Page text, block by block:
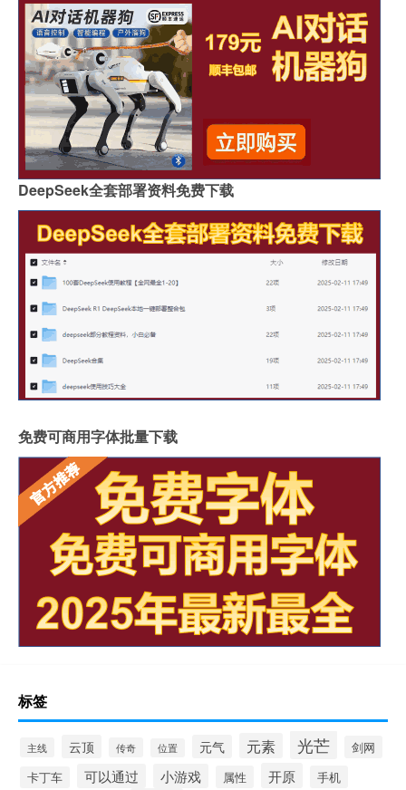
DeepSeek全套部署资料免费下载
免费可商用字体批量下载
标签
主线 云顶 传奇 位置 元气 元素 光芒 剑网
卡丁车 可以通过 小游戏 属性 开原 手机